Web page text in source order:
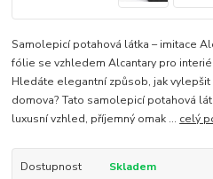
Samolepicí potahová látka – imitace
fólie se vzhledem Alcantary pro
Hledáte elegantní způsob, jak
domova? Tato samolepicí potahová
luxusní vzhled, příjemný omak ... celý
Dostupnost
Skladem